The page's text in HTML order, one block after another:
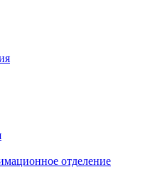
отделение